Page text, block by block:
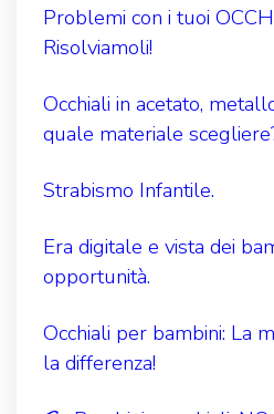
Problemi con i tuoi
Risolviamoli!
Occhiali in acetato,
quale materiale
Strabismo Infantile.
Era digitale e vista dei
opportunità.
Occhiali per bambini: La
la differenza!